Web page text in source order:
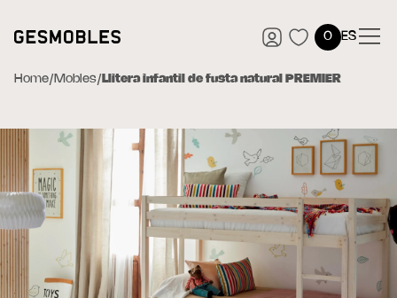
0 ES
Home/ Mobles/ Llitera infantil de fusta natural PREMIER